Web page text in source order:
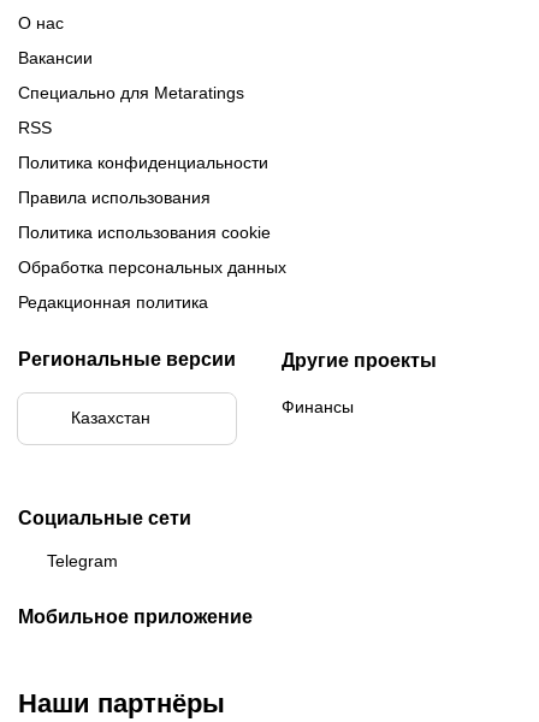
О нас
Вакансии
Специально для Metaratings
RSS
Политика конфиденциальности
Правила использования
Политика использования cookie
Обработка персональных данных
Редакционная политика
Региональные версии
Казахстан
Другие проекты
Финансы
Социальные сети
Telegram
Мобильное приложение
Наши партнёры